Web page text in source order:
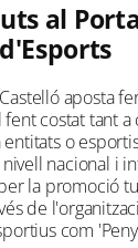
al
d'Esports
aposta
costat tant
entitats o
nacional i
la promoció
de
com